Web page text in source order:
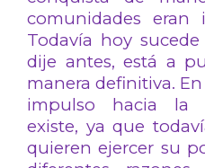
comunidades eran
Todavía hoy
dije antes, está a
manera definitiva.
impulso hacia la
existe, ya que
quieren ejercer su